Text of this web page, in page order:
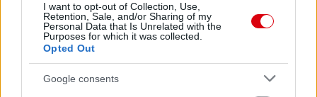
I want to opt-out of Collection, Use,
Retention, Sale, and/or Sharing of my
Personal Data that Is Unrelated with the
Purposes for which it was collected.
Opted Out
Google consents
ELŐZŐ MÉRKŐZÉSEK
Támogatás